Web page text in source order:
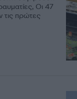
Oι 47
τις πρώτες